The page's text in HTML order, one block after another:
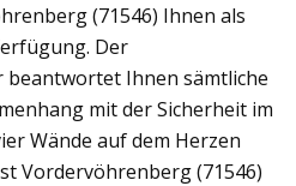
(71546) Ihnen als
Der
beantwortet Ihnen sämtliche
mit der Sicherheit im
Wände auf dem Herzen
Vordervöhrenberg (71546)